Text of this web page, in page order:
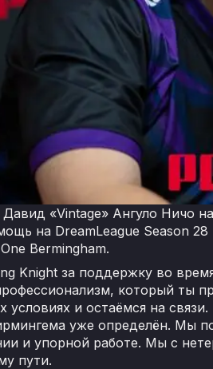
«Vintage» Ангуло Ничо
на DreamLeague Season
Bermingham.
Knight за поддержку во
который ты
условиях и остаёмся на связи.
уже определён. Мы
и упорной работе. Мы с
пути.